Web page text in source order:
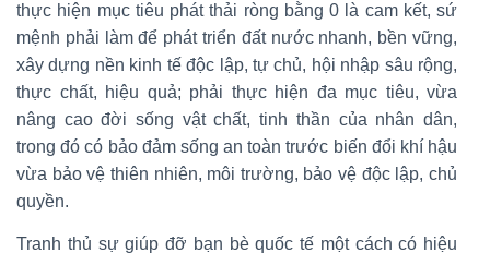
thực hiện mục tiêu phát thải ròng bằng 0 là cam kết, sứ
mệnh phải làm để phát triển đất nước nhanh, bền vững,
xây dựng nền kinh tế độc lập, tự chủ, hội nhập sâu rộng,
thực chất, hiệu quả; phải thực hiện đa mục tiêu, vừa
nâng cao đời sống vật chất, tinh thần của nhân dân,
trong đó có bảo đảm sống an toàn trước biến đổi khí hậu
vừa bảo vệ thiên nhiên, môi trường, bảo vệ độc lập, chủ
quyền.
Tranh thủ sự giúp đỡ bạn bè quốc tế một cách có hiệu